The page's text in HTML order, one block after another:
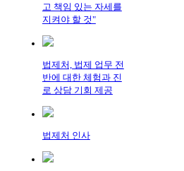
고 책임 있는 자세를
지켜야 할 것"
법제처, 법제 업무 전
반에 대한 체험과 진
로 상담 기회 제공
법제처 인사